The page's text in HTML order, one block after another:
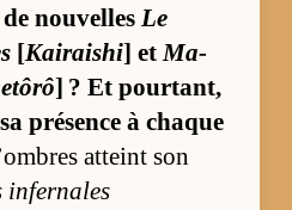
nou­velles Le
[Kairaishi] etMa­
] ? Et pour­tant,
pré­sence à chaque
at­teint son
in­fer­nales